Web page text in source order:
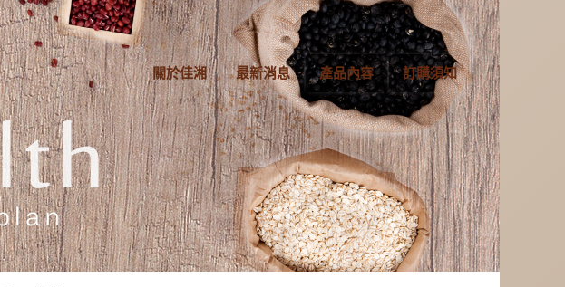
關於佳湘 最新消息 產品內容 訂購須知